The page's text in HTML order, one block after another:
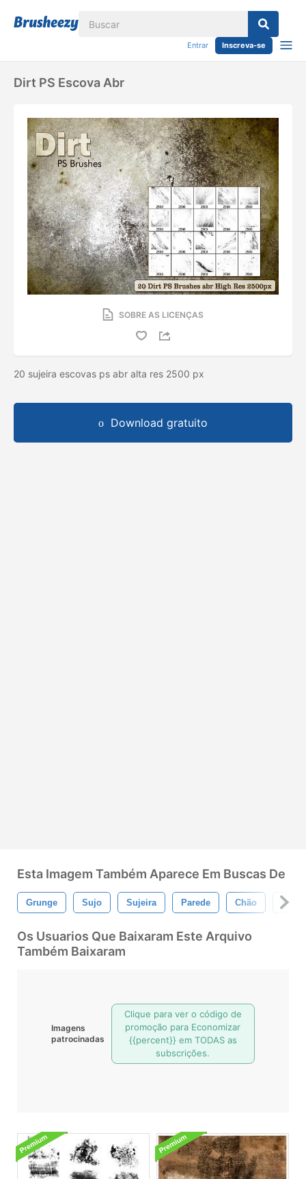
Entrar Inscreva-se
Dirt PS Escova Abr
SOBRE AS LICENÇAS
20 sujeira escovas ps abr alta res 2500 px
Download gratuito
Esta Imagem Também Aparece Em Buscas De
Grunge Sujo Sujeira Parede Chão
Os Usuarios Que Baixaram Este Arquivo
Também Baixaram
Imagens
patrocinadas
Clique para ver o código de
promoção para Economizar
{{percent}} em TODAS as
subscrições.